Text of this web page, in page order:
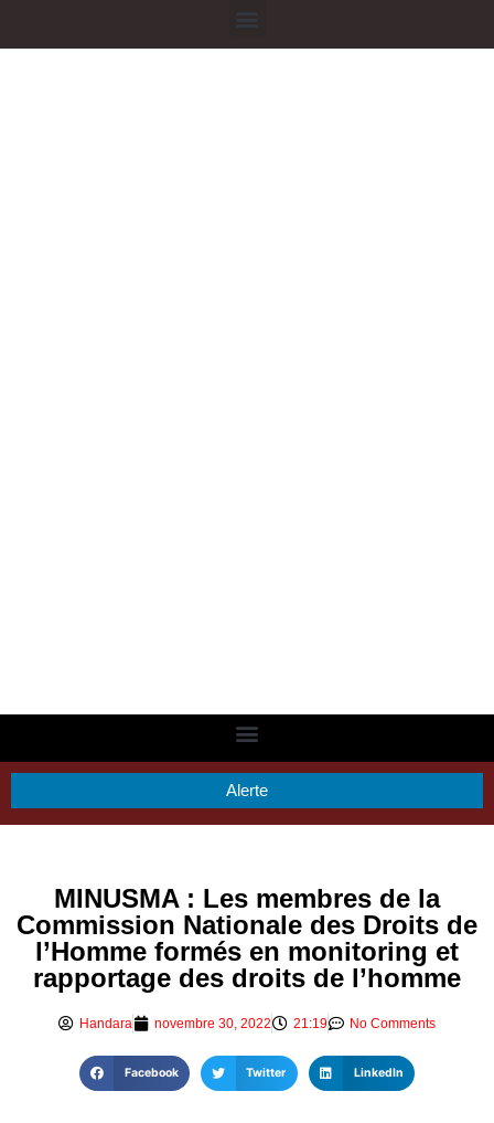
Alerte
MINUSMA : Les membres de la
Commission Nationale des Droits de
l’Homme formés en monitoring et
rapportage des droits de l’homme
Handara novembre 30, 2022 21:19 No Comments
Facebook Twitter LinkedIn